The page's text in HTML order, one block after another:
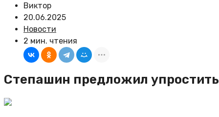
Виктор
20.06.2025
Новости
2 мин. чтения
Степашин предложил